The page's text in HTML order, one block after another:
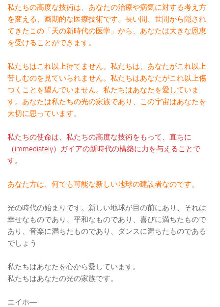
私たちの高度な技術は、あなたの治療や病気に対する考え方
を変える、画期的な医療技術です。長い間、世間から隠され
てきたこの「天の新時代の医学」から、あなたは大きな恩恵
を受けることができます。
私たちはこれ以上待てません。私たちは、あなたがこれ以上
苦しむのを見ていられません。私たちはあなたがこれ以上傷
つくことを望んでいません。私たちはあなたを愛していま
す。あなたは私たちの光の家族であり、この宇宙はあなたを
大切に思っています。
私たちの使命は、私たちの高度な技術をもって、直ちに
（immediately）ガイアの新時代の構築に力を与えることで
す。
あなた方は、何でも可能な新しい地球の建設者なのです。
光の時代の始まりです。新しい地球が目の前にあり、それは
幸せなものであり、平和なものであり、喜びに満ちたもので
あり、音楽に満ちたものであり、ダンスに満ちたものである
でしょう
私たちはあなたを心から愛しています。
私たちはあなたの光の家族です。
エイホ―